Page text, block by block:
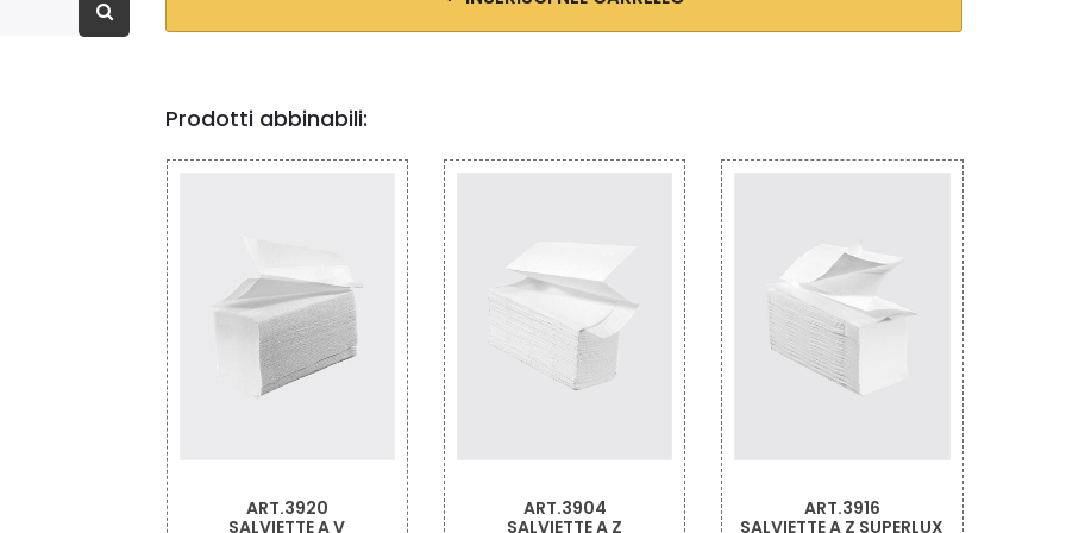
Prodotti abbinabili:
ART.3904
SALVIETTE A Z
ART.3916
SALVIETTE A Z SUPERLUX
ART.3911
SALVIETTE A V BIANCHE